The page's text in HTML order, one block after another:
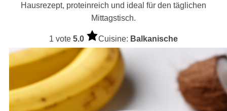
Hausrezept, proteinreich und ideal für den täglichen
Mittagstisch.
1 vote 5.0 Cuisine: Balkanische